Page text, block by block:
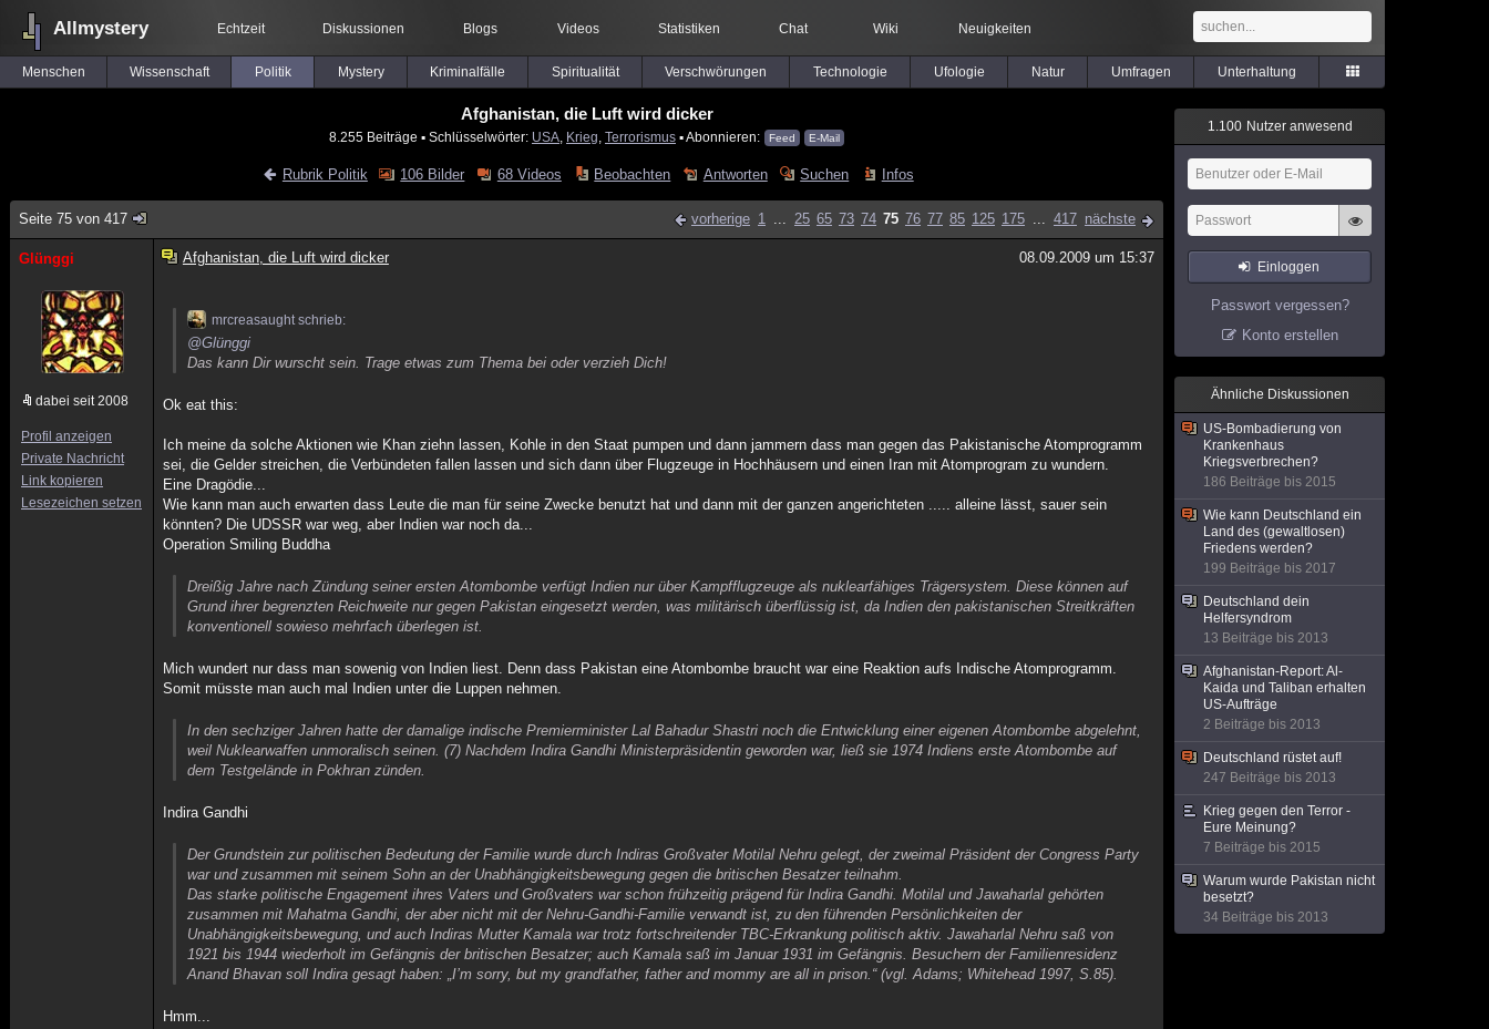
Allmystery Echtzeit Diskussionen Blogs Videos Statistiken Chat Wiki Neuigkeiten
Menschen Wissenschaft Politik Mystery Kriminalfälle Spiritualität Verschwörungen Technologie Ufologie Natur Umfragen Unterhaltung
Afghanistan, die Luft wird dicker
8.255 Beiträge ▪ Schlüsselwörter: USA Krieg Terrorismus ▪ Abonnieren: Feed E-Mail
Rubrik Politik 106 Bilder 68 Videos Beobachten Antworten Suchen Infos
Seite 75 von 417 vorherige 1 ... 25 65 73 74 75 76 77 85 125 175 ... 417 nächste
Glünggi
dabei seit 2008
Profil anzeigen
Private Nachricht
Link kopieren
Lesezeichen setzen
Afghanistan, die Luft wird dicker 08.09.2009 um 15:37
mrcreasaught schrieb:
@Glünggi
Das kann Dir wurscht sein. Trage etwas zum Thema bei oder verzieh Dich!
Ok eat this:
Ich meine da solche Aktionen wie Khan ziehn lassen, Kohle in den Staat pumpen und dann jammern dass man gegen das Pakistanische Atomprogramm
sei, die Gelder streichen, die Verbündeten fallen lassen und sich dann über Flugzeuge in Hochhäusern und einen Iran mit Atomprogram zu wundern.
Eine Dragödie...
Wie kann man auch erwarten dass Leute die man für seine Zwecke benutzt hat und dann mit der ganzen angerichteten ..... alleine lässt, sauer sein
könnten? Die UDSSR war weg, aber Indien war noch da...
Operation Smiling Buddha
Dreißig Jahre nach Zündung seiner ersten Atombombe verfügt Indien nur über Kampfflugzeuge als nuklearfähiges Trägersystem. Diese können auf
Grund ihrer begrenzten Reichweite nur gegen Pakistan eingesetzt werden, was militärisch überflüssig ist, da Indien den pakistanischen Streitkräften
konventionell sowieso mehrfach überlegen ist.
Mich wundert nur dass man sowenig von Indien liest. Denn dass Pakistan eine Atombombe braucht war eine Reaktion aufs Indische Atomprogramm.
Somit müsste man auch mal Indien unter die Luppen nehmen.
In den sechziger Jahren hatte der damalige indische Premierminister Lal Bahadur Shastri noch die Entwicklung einer eigenen Atombombe abgelehnt,
weil Nuklearwaffen unmoralisch seinen. (7) Nachdem Indira Gandhi Ministerpräsidentin geworden war, ließ sie 1974 Indiens erste Atombombe auf
dem Testgelände in Pokhran zünden.
Indira Gandhi
Der Grundstein zur politischen Bedeutung der Familie wurde durch Indiras Großvater Motilal Nehru gelegt, der zweimal Präsident der Congress Party
war und zusammen mit seinem Sohn an der Unabhängigkeitsbewegung gegen die britischen Besatzer teilnahm.
Das starke politische Engagement ihres Vaters und Großvaters war schon frühzeitig prägend für Indira Gandhi. Motilal und Jawaharlal gehörten
zusammen mit Mahatma Gandhi, der aber nicht mit der Nehru-Gandhi-Familie verwandt ist, zu den führenden Persönlichkeiten der
Unabhängigkeitsbewegung, und auch Indiras Mutter Kamala war trotz fortschreitender TBC-Erkrankung politisch aktiv. Jawaharlal Nehru saß von
1921 bis 1944 wiederholt im Gefängnis der britischen Besatzer; auch Kamala saß im Januar 1931 im Gefängnis. Besuchern der Familienresidenz
Anand Bhavan soll Indira gesagt haben: „I’m sorry, but my grandfather, father and mommy are all in prison.“ (vgl. Adams; Whitehead 1997, S.85).
Hmm...
1.100 Nutzer anwesend
Einloggen
Passwort vergessen?
Konto erstellen
Ähnliche Diskussionen
US-Bombadierung von
Krankenhaus
Kriegsverbrechen?
186 Beiträge bis 2015
Wie kann Deutschland ein
Land des (gewaltlosen)
Friedens werden?
199 Beiträge bis 2017
Deutschland dein
Helfersyndrom
13 Beiträge bis 2013
Afghanista​n-Report: Al-
Kaida und Taliban erhalten
US-Aufträge
2 Beiträge bis 2013
Deutschland rüstet auf!
247 Beiträge bis 2013
Krieg gegen den Terror -
Eure Meinung?
7 Beiträge bis 2015
Warum wurde Pakistan nicht
besetzt?
34 Beiträge bis 2013